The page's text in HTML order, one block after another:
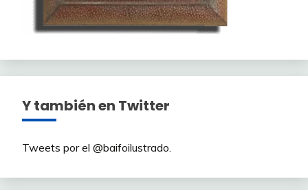
Y también en Twitter
Tweets por el @baifoilustrado.